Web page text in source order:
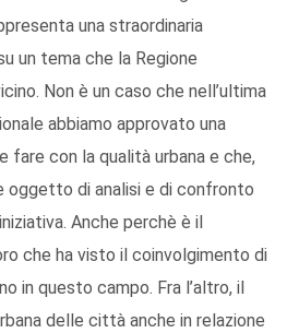
una straordinaria
un tema che la Regione
Non è un caso che nell’ultima
abbiamo approvato una
fare con la qualità urbana e che,
oggetto di analisi e di confronto
Anche perchè è il
che ha visto il coinvolgimento di
in questo campo. Fra l’altro, il
delle città anche in relazione